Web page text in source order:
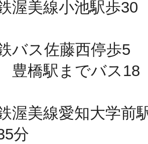
渥美線小池駅歩30
バス佐藤西停歩5
橋駅までバス18
渥美線愛知大学前
分